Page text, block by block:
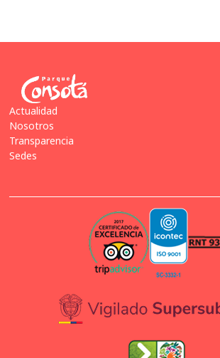
Actualidad
Nosotros
Transparencia
Sedes